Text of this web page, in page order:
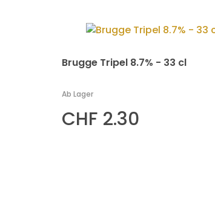
Brugge Tripel 8.7% - 33 cl
Ab Lager
CHF 2.30